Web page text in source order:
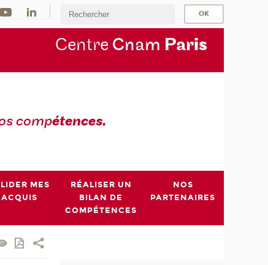
Centre Cnam Paris
compétences.
MES
ACQUIS
RÉALISER UN
BILAN DE
COMPÉTENCES
NOS
PARTENAIRES